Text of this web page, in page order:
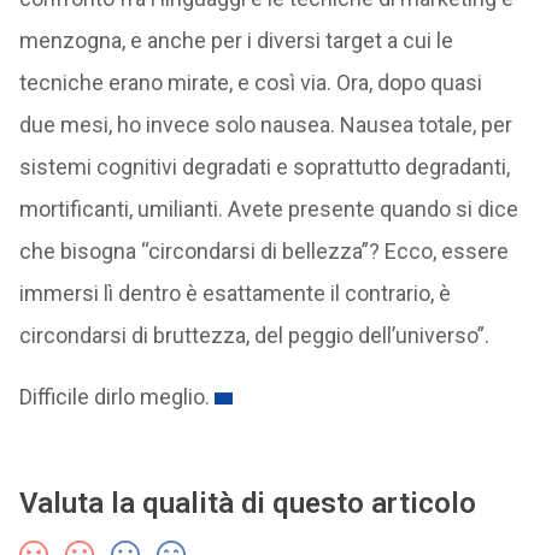
menzogna, e anche per i diversi target a cui le
tecniche erano mirate, e così via. Ora, dopo quasi
due mesi, ho invece solo nausea. Nausea totale, per
sistemi cognitivi degradati e soprattutto degradanti,
mortificanti, umilianti. Avete presente quando si dice
che bisogna “circondarsi di bellezza”? Ecco, essere
immersi lì dentro è esattamente il contrario, è
circondarsi di bruttezza, del peggio dell’universo”.
Difficile dirlo meglio.
Valuta la qualità di questo articolo